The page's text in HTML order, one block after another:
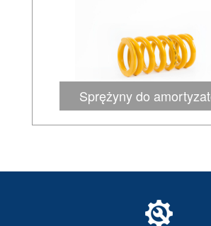
Sprężyny do